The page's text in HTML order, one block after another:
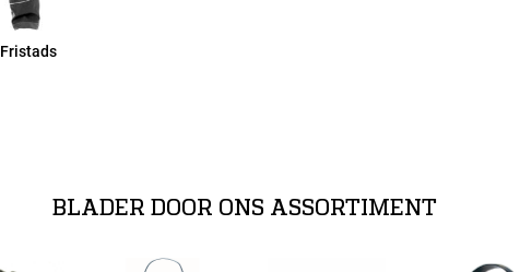
BLADER DOOR ONS ASSORTIMENT